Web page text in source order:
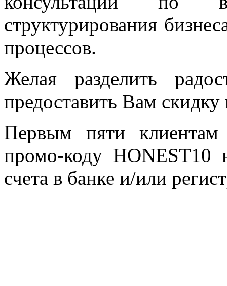
структурирования
процессов.
Желая разделить
предоставить Вам
Первым пяти
промо-коду
счета в банке и/или